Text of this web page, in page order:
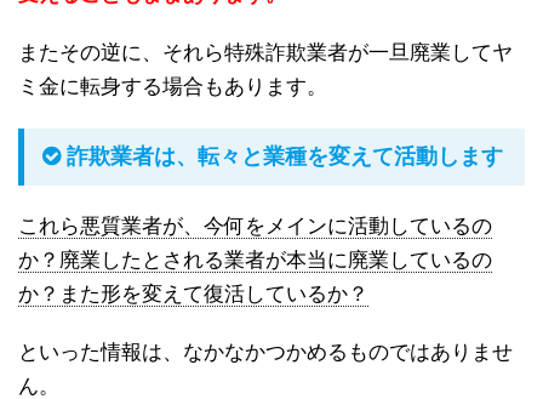
またその逆に、それら特殊詐欺業者が一旦廃業してヤ
ミ金に転身する場合もあります。
詐欺業者は、転々と業種を変えて活動します
これら悪質業者が、今何をメインに活動しているの
か？廃業したとされる業者が本当に廃業しているの
か？また形を変えて復活しているか？
といった情報は、なかなかつかめるものではありませ
ん。